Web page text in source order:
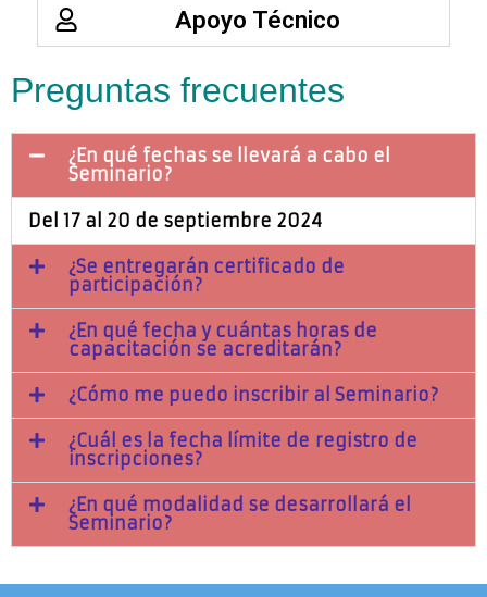
Apoyo Técnico
Preguntas frecuentes
¿En qué fechas se llevará a cabo el
Seminario?
Del 17 al 20 de septiembre 2024
¿Se entregarán certificado de
participación?
¿En qué fecha y cuántas horas de
capacitación se acreditarán?
¿Cómo me puedo inscribir al Seminario?
¿Cuál es la fecha límite de registro de
inscripciones?
¿En qué modalidad se desarrollará el
Seminario?